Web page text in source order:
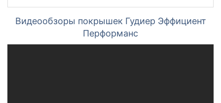
Видеообзоры покрышек Гудиер Эффициент
Перформанс